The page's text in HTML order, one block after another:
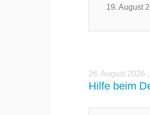
19. August
26. August 2026 ,
Hilfe beim